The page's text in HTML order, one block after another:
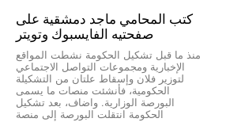
كتب المحامي ماجد دمشقية على
صفحتيه الفايسبوك وتويتر
منذ ما قبل تشكيل الحكومة نشطت المواقع
الإخبارية ومجموعات التواصل الاجتماعي
لتوزير فلان وإسقاط علتان من التشكيلة
الحكومية، فأنشئت منصات ما يسمى
البورصة الوزارية. واضاف، بعد تشكيل
الحكومة انتقلت البورصة إلى منصة